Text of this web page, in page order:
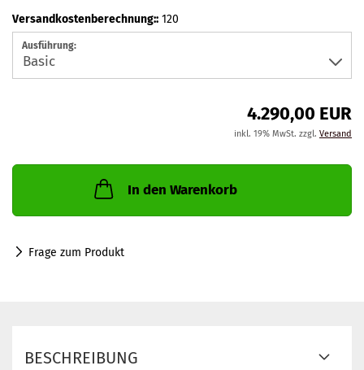
Versandkostenberechnung:: 120
Ausführung:
4.290,00 EUR
inkl. 19% MwSt. zzgl. Versand
In den Warenkorb
Frage zum Produkt
BESCHREIBUNG